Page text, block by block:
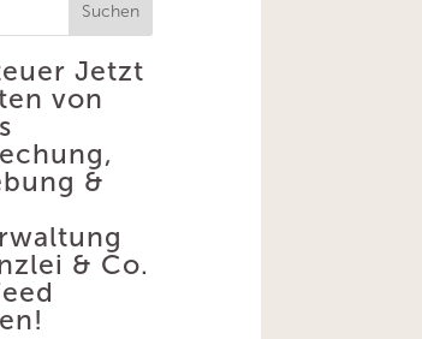
Suchen
Jetzt
von
&
& Co.